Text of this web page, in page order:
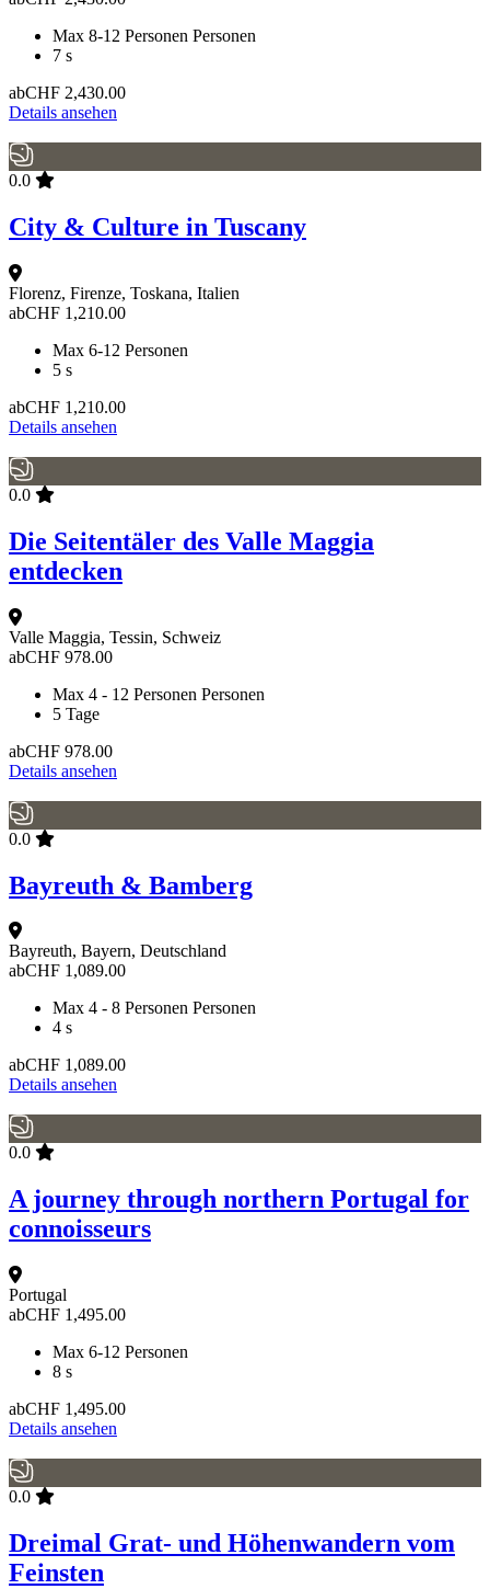
Max 8-12 Personen Personen
7 s
abCHF 2,430.00
Details ansehen
0.0
City & Culture in Tuscany
Florenz, Firenze, Toskana, Italien
abCHF 1,210.00
Max 6-12 Personen
5 s
abCHF 1,210.00
Details ansehen
0.0
Die Seitentäler des Valle Maggia
entdecken
Valle Maggia, Tessin, Schweiz
abCHF 978.00
Max 4 - 12 Personen Personen
5 Tage
abCHF 978.00
Details ansehen
0.0
Bayreuth & Bamberg
Bayreuth, Bayern, Deutschland
abCHF 1,089.00
Max 4 - 8 Personen Personen
4 s
abCHF 1,089.00
Details ansehen
0.0
A journey through northern Portugal for
connoisseurs
Portugal
abCHF 1,495.00
Max 6-12 Personen
8 s
abCHF 1,495.00
Details ansehen
0.0
Dreimal Grat- und Höhenwandern vom
Feinsten